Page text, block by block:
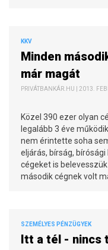
KKV
Minden
már magát
PRIVÁTBANKÁR.HU | 2013.
Közel 390 ezer olyan
legalább 3 éve
nem érintette soha
eljárás, bírság,
cégeket is
második cégnek volt
SZEMÉLYES PÉNZÜGYEK
Itt a tél - nincs